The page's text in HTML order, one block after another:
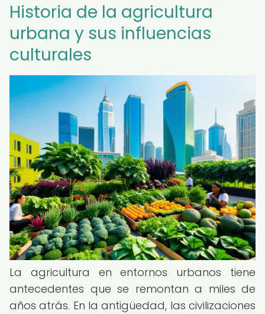
Historia de la agricultura
urbana y sus influencias
culturales
La agricultura en entornos urbanos tiene
antecedentes que se remontan a miles de
años atrás. En la antigüedad, las civilizaciones